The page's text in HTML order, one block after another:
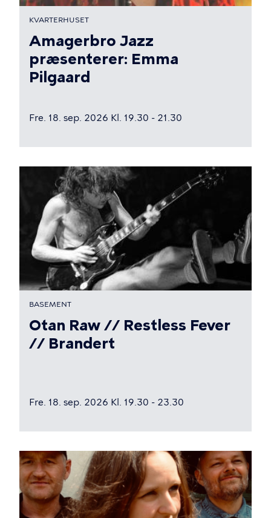
KVARTERHUSET
Amagerbro Jazz
præsenterer: Emma
Pilgaard
Fre. 18. sep. 2026 Kl. 19.30 - 21.30
BASEMENT
Otan Raw // Restless Fever
// Brandert
Fre. 18. sep. 2026 Kl. 19.30 - 23.30